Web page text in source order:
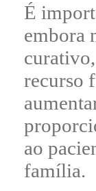
É
embora
recurso
ao
família.